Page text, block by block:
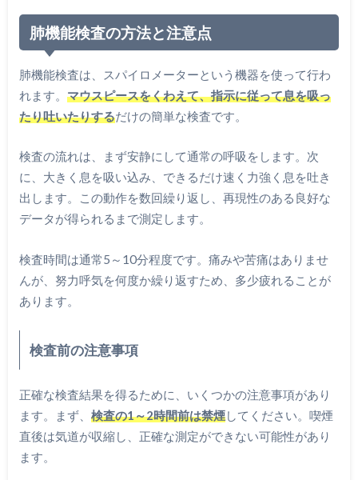
肺機能検査の方法と注意点
肺機能検査は、スパイロメーターという機器を使って行わ
れます。 マウスピースをくわえて、指示に従って息を吸っ
たり吐いたりするだけの簡単な検査です。
検査の流れは、まず安静にして通常の呼吸をします。次
に、大きく息を吸い込み、できるだけ速く力強く息を吐き
出します。この動作を数回繰り返し、再現性のある良好な
データが得られるまで測定します。
検査時間は通常5～10分程度です。痛みや苦痛はありませ
んが、努力呼気を何度か繰り返すため、多少疲れることが
あります。
検査前の注意事項
正確な検査結果を得るために、いくつかの注意事項があり
ます。まず、 検査の1～2時間前は禁煙してください。喫煙
直後は気道が収縮し、正確な測定ができない可能性があり
ます。